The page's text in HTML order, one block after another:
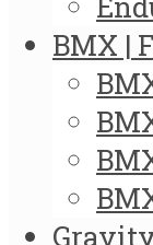
BMX |